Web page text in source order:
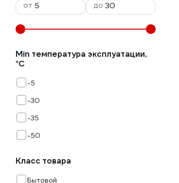
от
до
Min температура эксплуатации,
°С
-5
-30
-35
-50
Класс товара
Бытовой